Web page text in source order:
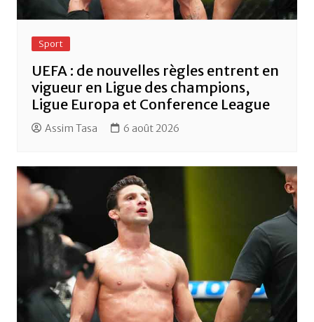
Sport
UEFA : de nouvelles règles entrent en
vigueur en Ligue des champions,
Ligue Europa et Conference League
Assim Tasa 6 août 2026